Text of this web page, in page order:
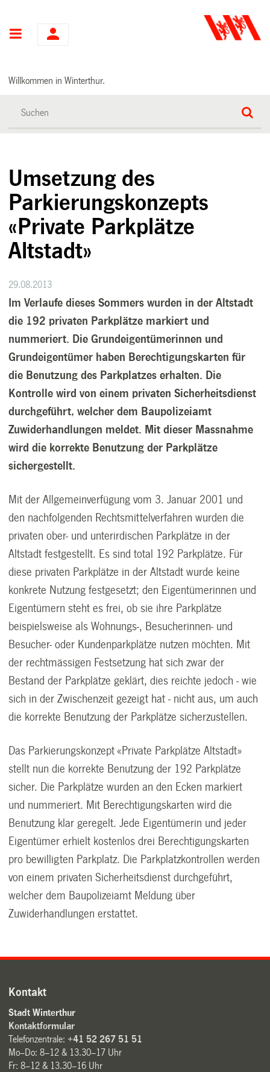
Hauptnavigation
Willkommen in Winterthur.
Umsetzung des
Parkierungskonzepts
«Private Parkplätze
Altstadt»
29.08.2013
Im Verlaufe dieses Sommers wurden in der Altstadt
die 192 privaten Parkplätze markiert und
nummeriert. Die Grundeigentümerinnen und
Grundeigentümer haben Berechtigungskarten für
die Benutzung des Parkplatzes erhalten. Die
Kontrolle wird von einem privaten Sicherheitsdienst
durchgeführt, welcher dem Baupolizeiamt
Zuwiderhandlungen meldet. Mit dieser Massnahme
wird die korrekte Benutzung der Parkplätze
sichergestellt.
Mit der Allgemeinverfügung vom 3. Januar 2001 und
den nachfolgenden Rechtsmittelverfahren wurden die
privaten ober- und unterirdischen Parkplätze in der
Altstadt festgestellt. Es sind total 192 Parkplätze. Für
diese privaten Parkplätze in der Altstadt wurde keine
konkrete Nutzung festgesetzt; den Eigentümerinnen und
Eigentümern steht es frei, ob sie ihre Parkplätze
beispielsweise als Wohnungs-, Besucherinnen- und
Besucher- oder Kundenparkplätze nutzen möchten. Mit
der rechtmässigen Festsetzung hat sich zwar der
Bestand der Parkplätze geklärt, dies reichte jedoch - wie
sich in der Zwischenzeit gezeigt hat - nicht aus, um auch
die korrekte Benutzung der Parkplätze sicherzustellen.
Das Parkierungskonzept «Private Parkplätze Altstadt»
stellt nun die korrekte Benutzung der 192 Parkplätze
sicher. Die Parkplätze wurden an den Ecken markiert
und nummeriert. Mit Berechtigungskarten wird die
Benutzung klar geregelt. Jede Eigentümerin und jeder
Eigentümer erhielt kostenlos drei Berechtigungskarten
pro bewilligten Parkplatz. Die Parkplatzkontrollen werden
von einem privaten Sicherheitsdienst durchgeführt,
welcher dem Baupolizeiamt Meldung über
Zuwiderhandlungen erstattet.
Kontakt
Stadt Winterthur
Kontaktformular
Telefonzentrale:+41 52 267 51 51
Mo–Do: 8–12 & 13.30–17 Uhr
Fr: 8–12 & 13.30–16 Uhr